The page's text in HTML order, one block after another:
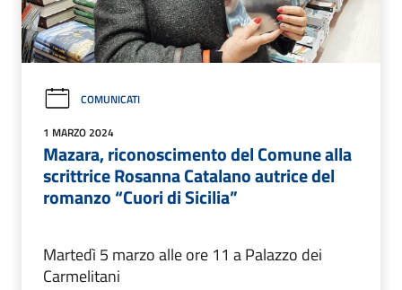
COMUNICATI
1 MARZO 2024
Mazara, riconoscimento del Comune alla
scrittrice Rosanna Catalano autrice del
romanzo “Cuori di Sicilia”
Martedì 5 marzo alle ore 11 a Palazzo dei
Carmelitani